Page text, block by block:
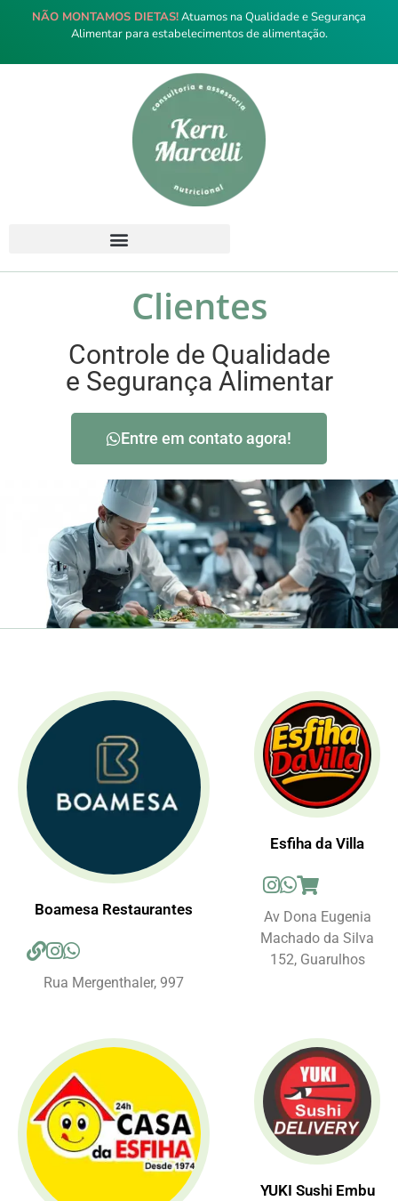
NÃO MONTAMOS DIETAS!Atuamos na Qualidade e Segurança
Alimentar para estabelecimentos de alimentação.
Clientes
Controle de Qualidade
e Segurança Alimentar
Entre em contato agora!
Boamesa Restaurantes
Rua Mergenthaler, 997
Esfiha da Villa
Av Dona Eugenia
Machado da Silva
152, Guarulhos
YUKI Sushi Embu